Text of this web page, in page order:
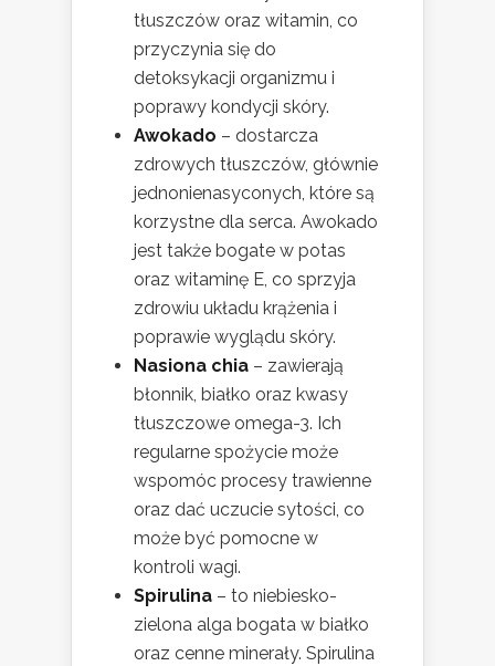
tłuszczów oraz witamin, co
przyczynia się do
detoksykacji organizmu i
poprawy kondycji skóry.
Awokado – dostarcza
zdrowych tłuszczów, głównie
jednonienasyconych, które są
korzystne dla serca. Awokado
jest także bogate w potas
oraz witaminę E, co sprzyja
zdrowiu układu krążenia i
poprawie wyglądu skóry.
Nasiona chia – zawierają
błonnik, białko oraz kwasy
tłuszczowe omega-3. Ich
regularne spożycie może
wspomóc procesy trawienne
oraz dać uczucie sytości, co
może być pomocne w
kontroli wagi.
Spirulina – to niebiesko-
zielona alga bogata w białko
oraz cenne minerały. Spirulina